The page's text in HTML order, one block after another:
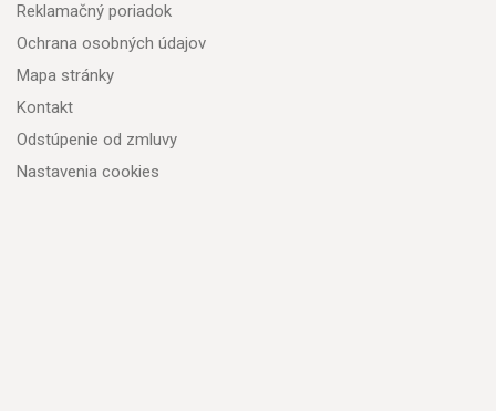
Reklamačný poriadok
Ochrana osobných údajov
Mapa stránky
Kontakt
Odstúpenie od zmluvy
Nastavenia cookies